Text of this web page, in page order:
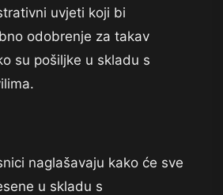
uvjeti koji bi
odobrenje za takav
su pošiljke u skladu s
naglašavaju kako će sve
u skladu s